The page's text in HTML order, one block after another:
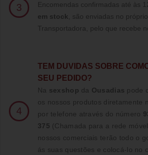
3 Encomendas confirmadas até às
em stock , são enviadas no
Transportadora, pelo que recebe
4
TE M DUVIDAS SOBRE
SEU PEDIDO?
Na sexshop da Ousadias pode
os nossos produtos diretamente
por telefone através do número
375 (Chamada para a rede móvel
nossos comerciais terão todo o
ás suas questões e colocá-lo no